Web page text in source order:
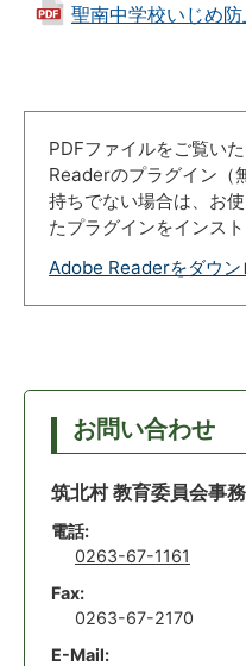
聖南中学校いじめ
PDFファイルをご覧い
Readerのプラグイン（
持ちでない場合は、お
たプラグインをインス
Adobe Readerをダウン
お問い合わせ
筑北村 教育委員会事
電話:
0263-67-1161
Fax:
0263-67-2170
E-Mail: